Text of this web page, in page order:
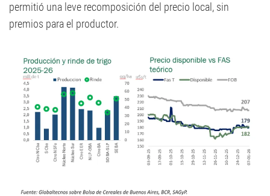
permitió una leve recomposición del precio local, sin
premios para el productor.